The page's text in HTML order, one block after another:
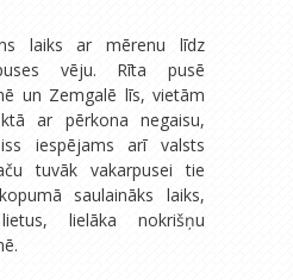
laiks ar mērenu līdz
vēju. Rīta pusē
un Zemgalē līs, vietām
ar pērkona negaisu,
iespējams arī valsts
tuvāk vakarpusei tie
saulaināks laiks,
lielāka nokrišņu